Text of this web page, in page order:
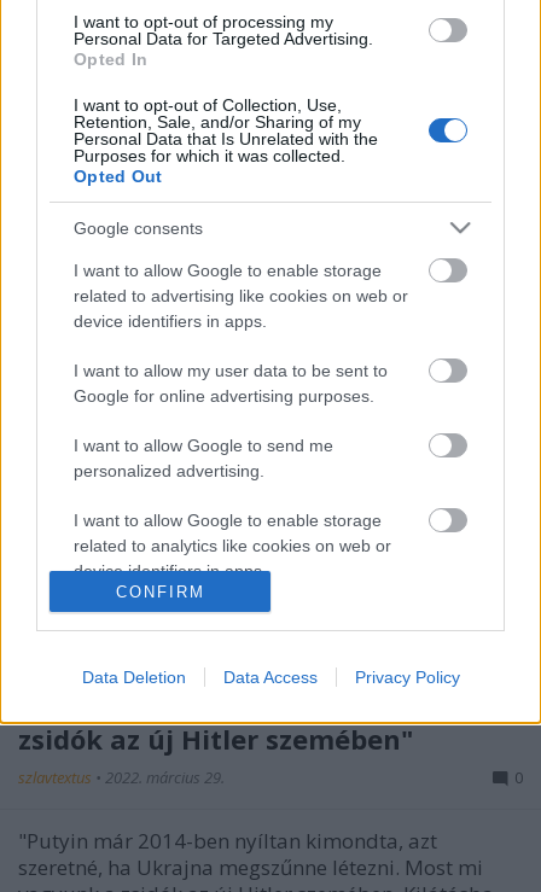
I want to opt-out of processing my
Personal Data for Targeted Advertising.
Opted In
I want to opt-out of Collection, Use,
Retention, Sale, and/or Sharing of my
Personal Data that Is Unrelated with the
Purposes for which it was collected.
Opted Out
Google consents
I want to allow Google to enable storage
related to advertising like cookies on web or
device identifiers in apps.
I want to allow my user data to be sent to
Google for online advertising purposes.
I want to allow Google to send me
personalized advertising.
I want to allow Google to enable storage
related to analytics like cookies on web or
device identifiers in apps.
related to personalization.
I want to allow Google to enable storage
user protection.
CONFIRM
Data Deletion Data Access Privacy Policy
szlavtextus 2022. június 30.
Nagyjából 2009 óta jelennek meg Oroszországban
olyan sci-fi könyvek, amelyek szerzőinek voltak
elképzeléseik egy jövőbeli ukrajnai háborúról. Az
ilyen jellegű regények főleg 2014 után, azaz az
Euromaidan, a Krím-félsziget annektálása és a
Donyec-medence elleni orosz agresszió után kezdtek
özönleni.…
Okszana Zabuzsko Putyin ukrajnai
zsidók az új Hitler szemében"
szlavtextus • 2022. március 29. 0
"Putyin már 2014-ben nyíltan kimondta, azt
szeretné, ha Ukrajna megszűnne létezni. Most mi